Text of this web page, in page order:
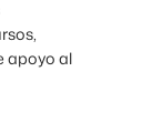
apoyo al